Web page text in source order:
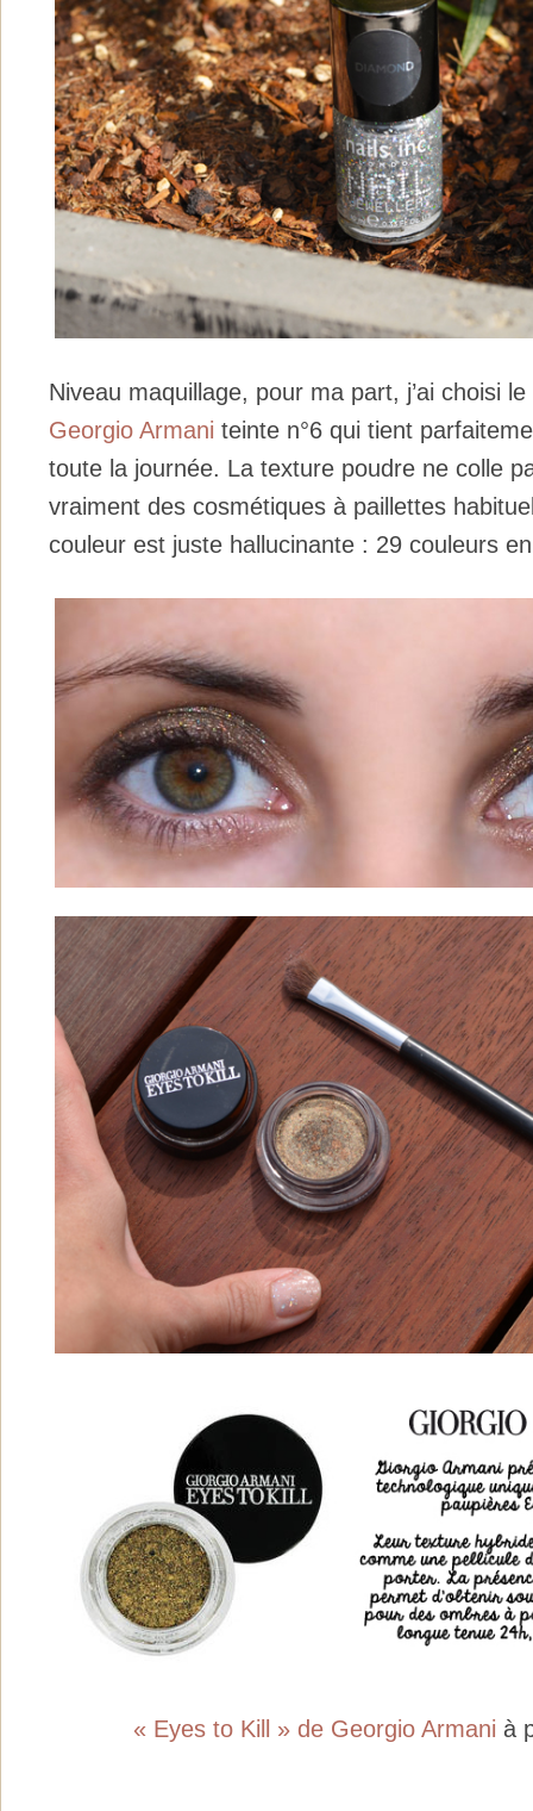
Niveau maquillage, pour ma part, j’ai choisi le
Georgio Armani teinte n°6 qui tient
toute la journée. La texture poudre ne colle
vraiment des cosmétiques à paillettes
couleur est juste hallucinante : 29 couleurs
« Eyes to Kill » de Georgio Armani à